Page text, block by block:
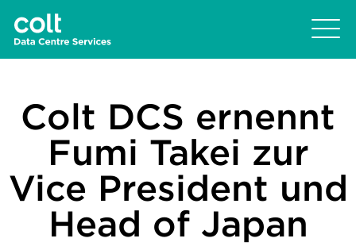
Colt DCS ernennt
Fumi Takei zur
Vice President und
Head of Japan